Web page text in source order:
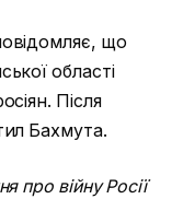
що
області
Після
Бахмута.
про війну Росії